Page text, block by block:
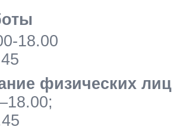
18.00
физических лиц